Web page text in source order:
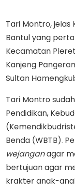
Tari Montro,
Bantul yang
Kecamatan
Kanjeng
Sultan
Tari Montro
Pendidikan,
Benda (WBTB).
wejanganagar
bertujuan agar
krakter anak-